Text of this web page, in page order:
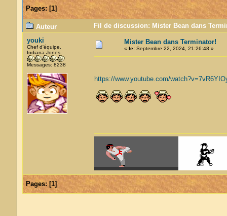
Pages:[1]
Auteur
Fil de discussion: Mister Bean dans
youki
Chef d'équipe.
Indiana Jones
Messages: 8238
Mister Bean dans Terminator!
« le:Septembre 22, 2024, 21:26:48 »
https://www.youtube.com/
Pages:[1]